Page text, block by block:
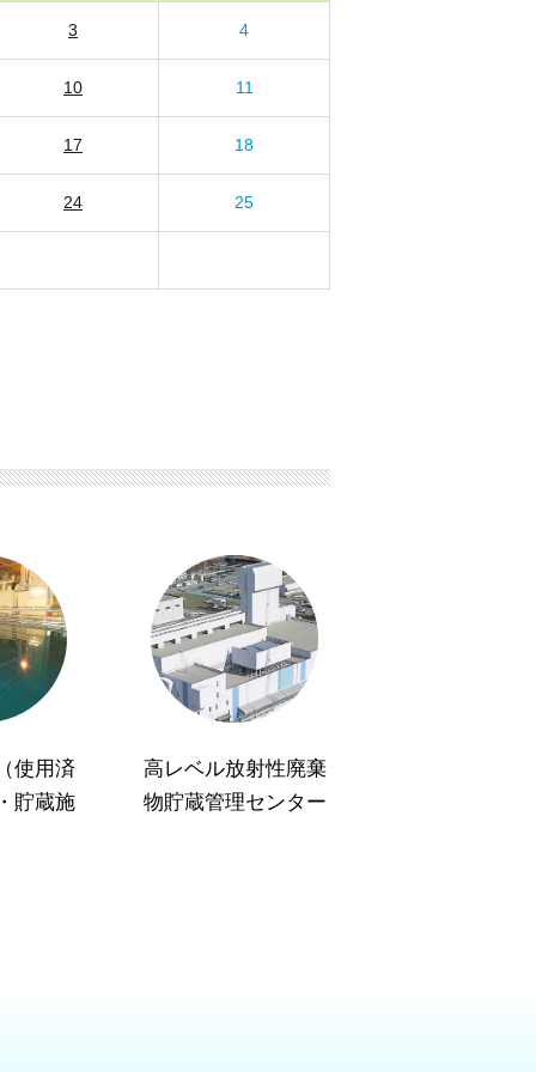
3 4
10 11
17 18
24 25
使用済
貯蔵施
高レベル放射性廃棄
物貯蔵管理センター